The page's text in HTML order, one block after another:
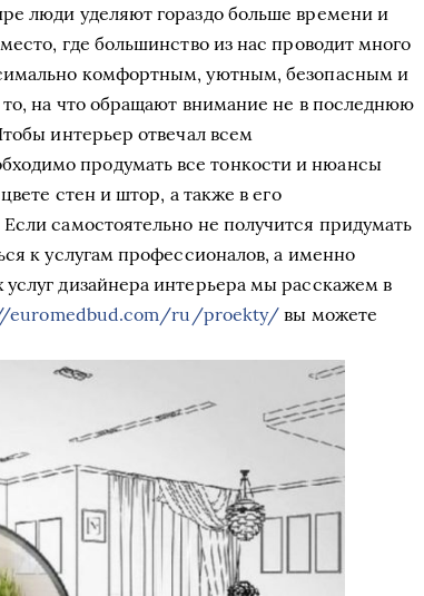
люди уделяют гораздо больше времени и
где большинство из нас проводит много
комфортным, уютным, безопасным и
на что обращают внимание не в последнюю
интерьер отвечал всем
продумать все тонкости и нюансы
стен и штор, а также в его
самостоятельно не получится придумать
к услугам профессионалов, а именно
дизайнера интерьера мы расскажем в
euromedbud.com/ru/proekty/ вы можете